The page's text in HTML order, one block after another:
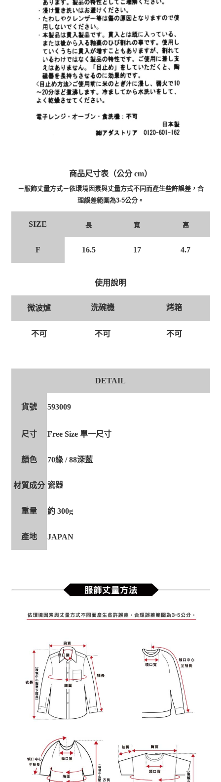
商品尺寸表（公分 cm）
－服飾丈量方式－依環境因素與丈量方式不同而產生些許誤差，合
理誤差範圍為3-5公分。
SIZE 長 寬 高
F 16.5 17 4.7
使用說明
微波爐 洗碗機 烤箱
不可 不可 不可
DETAIL
貨號 593009
尺寸 Free Size 單一尺寸
顏色 70綠 / 88深藍
材質成分 瓷器
重量 約 300g
產地 JAPAN